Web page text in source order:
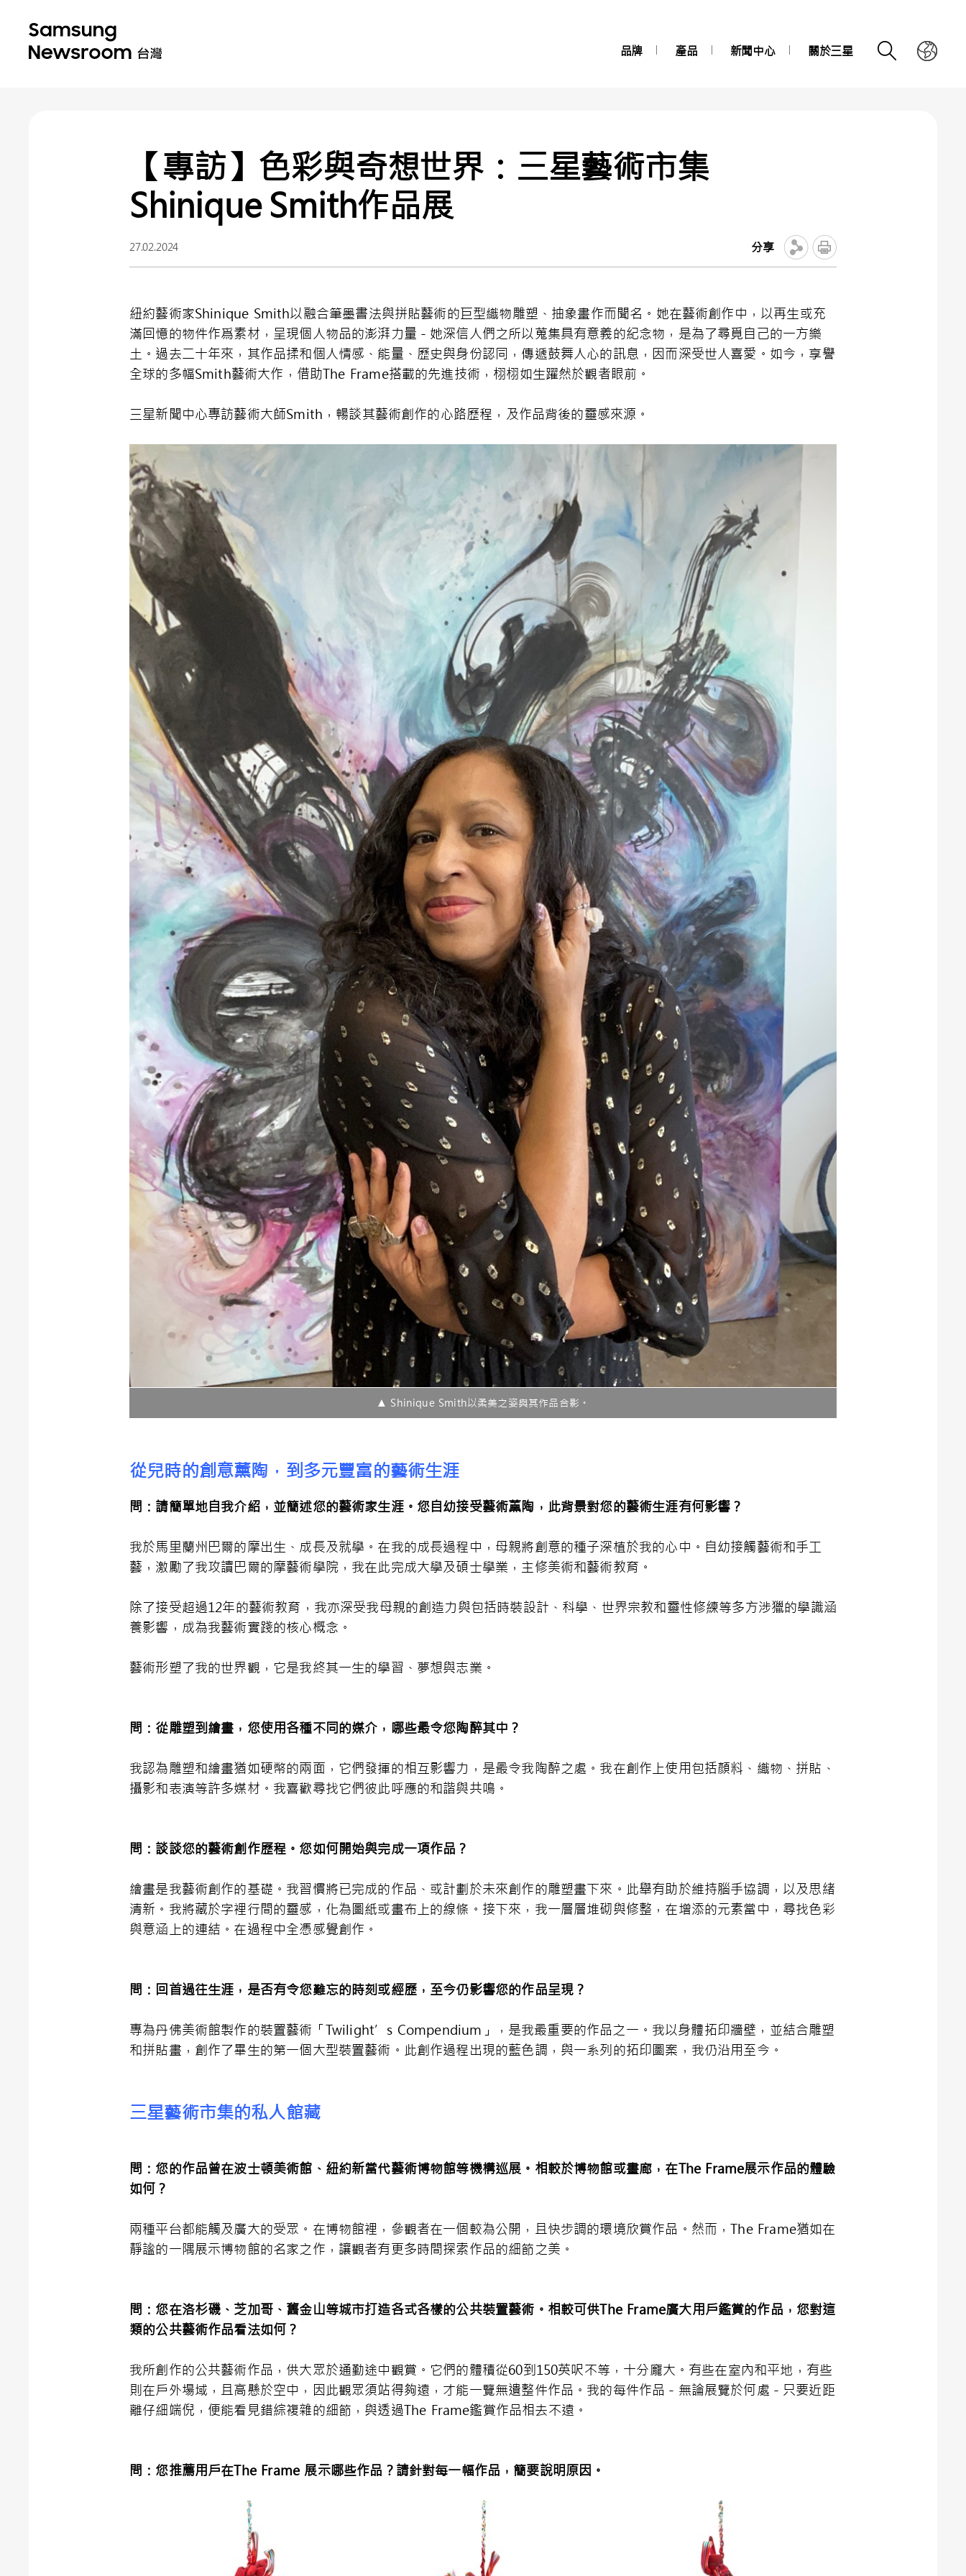
品牌 產品 新聞中心 關於三星
【專訪】色彩與奇想世界：三星藝術市集
Shinique Smith作品展
27.02.2024 分享
紐約藝術家Shinique Smith以融合筆墨書法與拼貼藝術的巨型織物雕塑、抽象畫作而聞名。她在藝術創作中，以再生或充
滿回憶的物件作爲素材，呈現個人物品的澎湃力量－她深信人們之所以蒐集具有意義的紀念物，是為了尋覓自己的一方樂
土。過去二十年來，其作品揉和個人情感、能量、歷史與身份認同，傳遞鼓舞人心的訊息，因而深受世人喜愛。如今，享譽
全球的多幅Smith藝術大作，借助The Frame搭載的先進技術，栩栩如生躍然於觀者眼前。
三星新聞中心專訪藝術大師Smith，暢談其藝術創作的心路歷程，及作品背後的靈感來源。
▲ Shinique Smith以柔美之姿與其作品合影。
從兒時的創意薰陶，到多元豐富的藝術生涯
問：請簡單地自我介紹，並簡述您的藝術家生涯。您自幼接受藝術薰陶，此背景對您的藝術生涯有何影響？
我於馬里蘭州巴爾的摩出生、成長及就學。在我的成長過程中，母親將創意的種子深植於我的心中。自幼接觸藝術和手工
藝，激勵了我攻讀巴爾的摩藝術學院，我在此完成大學及碩士學業，主修美術和藝術教育。
除了接受超過12年的藝術教育，我亦深受我母親的創造力與包括時裝設計、科學、世界宗教和靈性修練等多方涉獵的學識涵
養影響，成為我藝術實踐的核心概念。
藝術形塑了我的世界觀，它是我終其一生的學習、夢想與志業。
問：從雕塑到繪畫，您使用各種不同的媒介，哪些最令您陶醉其中？
我認為雕塑和繪畫猶如硬幣的兩面，它們發揮的相互影響力，是最令我陶醉之處。我在創作上使用包括顏料、織物、拼貼、
攝影和表演等許多媒材。我喜歡尋找它們彼此呼應的和諧與共鳴。
問：談談您的藝術創作歷程。您如何開始與完成一項作品？
繪畫是我藝術創作的基礎。我習慣將已完成的作品、或計劃於未來創作的雕塑畫下來。此舉有助於維持腦手協調，以及思緒
清新。我將藏於字裡行間的靈感，化為圖紙或畫布上的線條。接下來，我一層層堆砌與修整，在增添的元素當中，尋找色彩
與意涵上的連結。在過程中全憑感覺創作。
問：回首過往生涯，是否有令您難忘的時刻或經歷，至今仍影響您的作品呈現？
專為丹佛美術館製作的裝置藝術「Twilight’s Compendium」，是我最重要的作品之一。我以身體拓印牆壁，並結合雕塑
和拼貼畫，創作了畢生的第一個大型裝置藝術。此創作過程出現的藍色調，與一系列的拓印圖案，我仍沿用至今。
三星藝術市集的私人館藏
問：您的作品曾在波士頓美術館、紐約新當代藝術博物館等機構巡展。相較於博物館或畫廊，在The Frame展示作品的體驗
如何？
兩種平台都能觸及廣大的受眾。在博物館裡，參觀者在一個較為公開，且快步調的環境欣賞作品。然而，The Frame猶如在
靜謐的一隅展示博物館的名家之作，讓觀者有更多時間探索作品的細節之美。
問：您在洛杉磯、芝加哥、舊金山等城市打造各式各樣的公共裝置藝術。相較可供The Frame廣大用戶鑑賞的作品，您對這
類的公共藝術作品看法如何？
我所創作的公共藝術作品，供大眾於通勤途中觀賞。它們的體積從60到150英呎不等，十分龐大。有些在室內和平地，有些
則在戶外場域，且高懸於空中，因此觀眾須站得夠遠，才能一覽無遺整件作品。我的每件作品－無論展覽於何處－只要近距
離仔細端倪，便能看見錯綜複雜的細節，與透過The Frame鑑賞作品相去不遠。
問：您推薦用戶在The Frame 展示哪些作品？請針對每一幅作品，簡要說明原因。